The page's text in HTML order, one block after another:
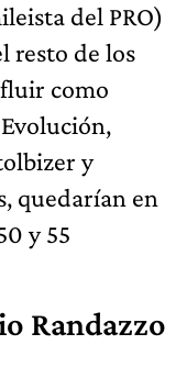
del PRO)
resto de los
como
y
quedarían en
y 55
Randazzo